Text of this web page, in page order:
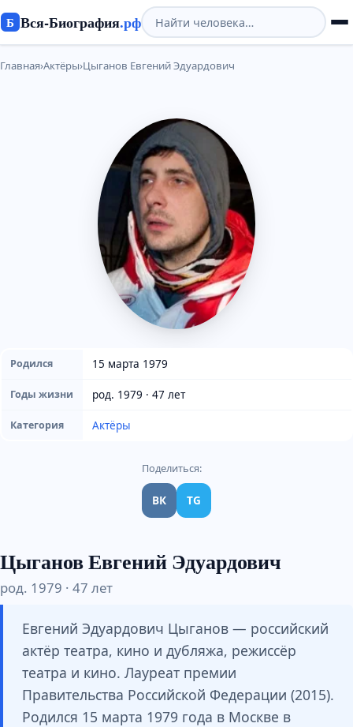
Б Вся-Биография.рф
Главная›Актёры›Цыганов Евгений Эдуардович
Родился 15 марта 1979
Годы жизни род. 1979 · 47 лет
Категория Актёры
Поделиться:
ВК TG
Цыганов Евгений Эдуардович
род. 1979 · 47 лет
Евгений Эдуардович Цыганов — российский
актёр театра, кино и дубляжа, режиссёр
театра и кино. Лауреат премии
Правительства Российской Федерации (2015).
Родился 15 марта 1979 года в Москве в